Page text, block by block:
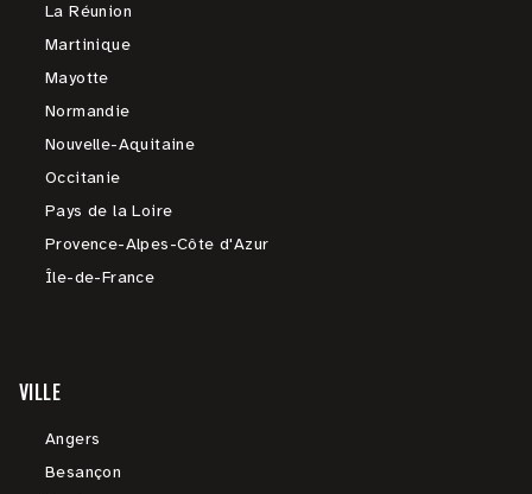
La Réunion
Martinique
Mayotte
Normandie
Nouvelle-Aquitaine
Occitanie
Pays de la Loire
Provence-Alpes-Côte d'Azur
Île-de-France
VILLE
Angers
Besançon